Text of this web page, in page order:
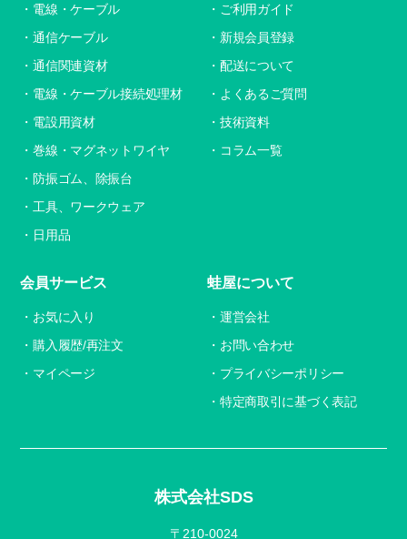
株式会社SDS
〒210-0024
電線・ケーブル
通信ケーブル
通信関連資材
電線・ケーブル接続処理材
電設用資材
巻線・マグネットワイヤ
防振ゴム、除振台
工具、ワークウェア
日用品
ご利用ガイド
新規会員登録
配送について
よくあるご質問
技術資料
コラム一覧
会員サービス
お気に入り
購入履歴/再注文
マイページ
蛙屋について
運営会社
お問い合わせ
プライバシーポリシー
特定商取引に基づく表記